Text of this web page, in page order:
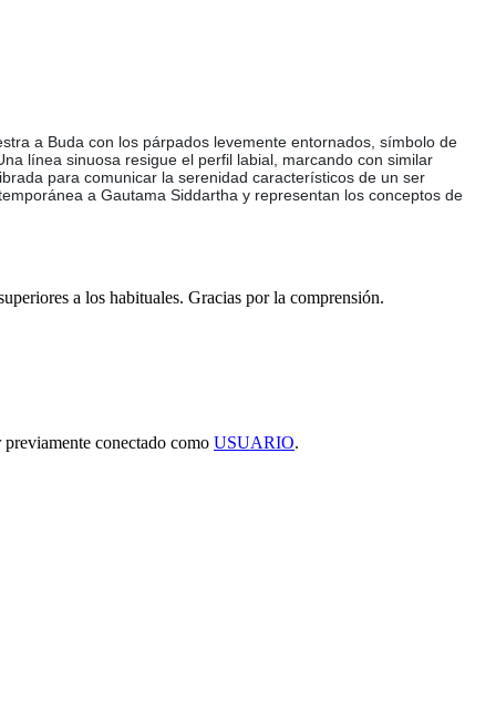
a Buda con los párpados levemente entornados, símbolo de
línea sinuosa resigue el perfil labial, marcando con similar
para comunicar la serenidad característicos de un ser
a Gautama Siddartha y representan los conceptos de
a los habituales. Gracias por la comprensión.
conectado como USUARIO.